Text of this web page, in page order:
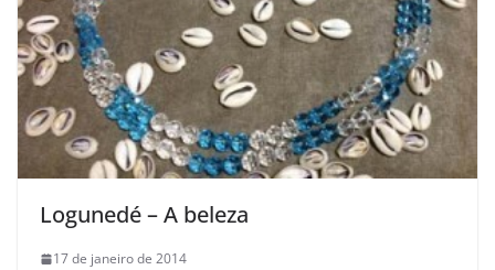
Logunedé – A beleza
17 de janeiro de 2014